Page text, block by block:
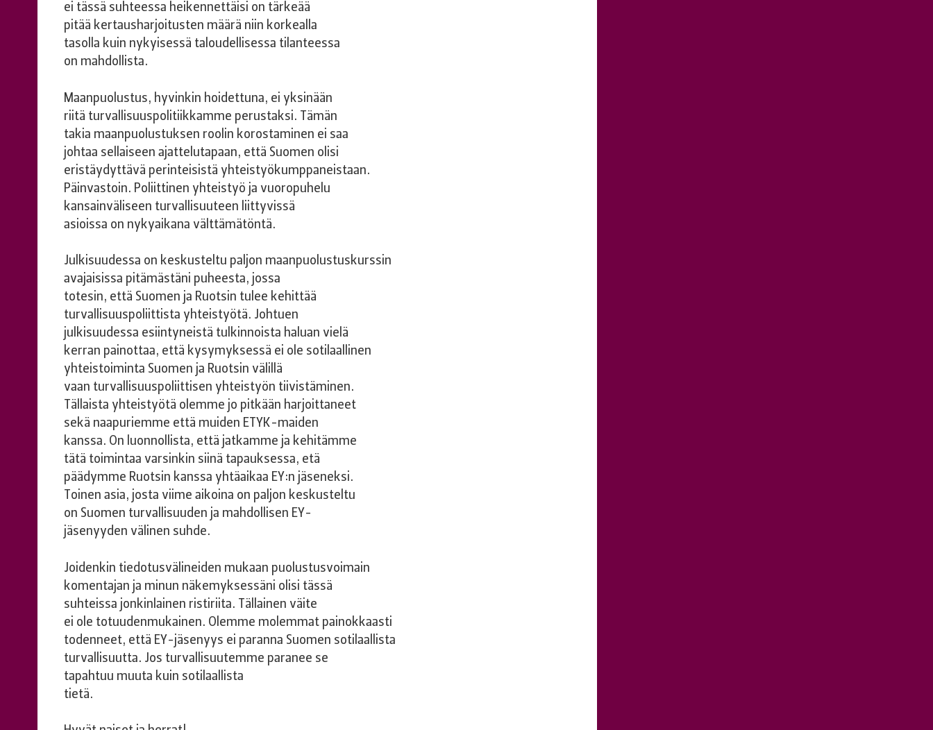
ei tässä suhteessa heikennettäisi on tärkeää
pitää kertausharjoitusten määrä niin korkealla
tasolla kuin nykyisessä taloudellisessa tilanteessa
on mahdollista.
Maanpuolustus, hyvinkin hoidettuna, ei yksinään
riitä turvallisuuspolitiikkamme perustaksi. Tämän
takia maanpuolustuksen roolin korostaminen ei saa
johtaa sellaiseen ajattelutapaan, että Suomen olisi
eristäydyttävä perinteisistä yhteistyökumppaneistaan.
Päinvastoin. Poliittinen yhteistyö ja vuoropuhelu
kansainväliseen turvallisuuteen liittyvissä
asioissa on nykyaikana välttämätöntä.
Julkisuudessa on keskusteltu paljon maanpuolustuskurssin
avajaisissa pitämästäni puheesta, jossa
totesin, että Suomen ja Ruotsin tulee kehittää
turvallisuuspoliittista yhteistyötä. Johtuen
julkisuudessa esiintyneistä tulkinnoista haluan vielä
kerran painottaa, että kysymyksessä ei ole sotilaallinen
yhteistoiminta Suomen ja Ruotsin välillä
vaan turvallisuuspoliittisen yhteistyön tiivistäminen.
Tällaista yhteistyötä olemme jo pitkään harjoittaneet
sekä naapuriemme että muiden ETYK-maiden
kanssa. On luonnollista, että jatkamme ja kehitämme
tätä toimintaa varsinkin siinä tapauksessa, etä
päädymme Ruotsin kanssa yhtäaikaa EY:n jäseneksi.
Toinen asia, josta viime aikoina on paljon keskusteltu
on Suomen turvallisuuden ja mahdollisen EY-
jäsenyyden välinen suhde.
Joidenkin tiedotusvälineiden mukaan puolustusvoimain
komentajan ja minun näkemyksessäni olisi tässä
suhteissa jonkinlainen ristiriita. Tällainen väite
ei ole totuudenmukainen. Olemme molemmat painokkaasti
todenneet, että EY-jäsenyys ei paranna Suomen sotilaallista
turvallisuutta. Jos turvallisuutemme paranee se
tapahtuu muuta kuin sotilaallista
tietä.